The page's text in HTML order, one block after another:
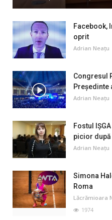
Facebook,
oprit
Adrian Neațu
Congresul
Preşedinte
Adrian Neațu
Fostul
picior
Adrian Neațu
Simona
Roma
Lăcrămioara
1974